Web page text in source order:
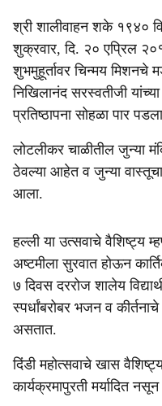
श्री शालीवाहन शके १९४०
शुक्रवार, दि. २० एप्रिल
शुभमुहूर्तावर चिन्मय मिशनचे
निखिलानंद सरस्वतीजी
प्रतिष्ठापना सोहळा पार
लोटलीकर चाळीतील जुन्या
ठेवल्या आहेत व जुन्या
आला.
हल्ली या उत्सवाचे वैशिष्ट्य
अष्टमीला सुरवात होऊन
७ दिवस दररोज शालेय
स्पर्धांबरोबर भजन व
असतात.
दिंडी महोत्सवाचे खास
कार्यक्रमापुरती मर्यादित